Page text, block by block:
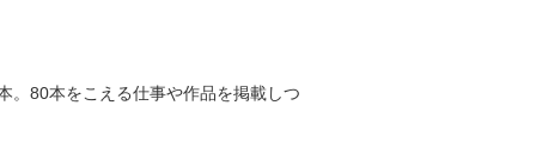
。80本をこえる仕事や作品を掲載しつ